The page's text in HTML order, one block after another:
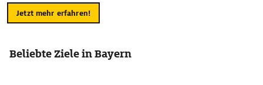
Jetzt mehr erfahren!
Beliebte Ziele in Bayern